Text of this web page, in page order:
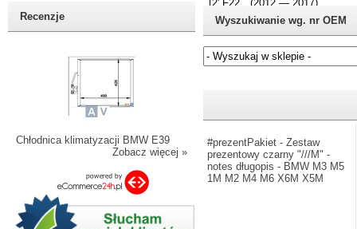
Recenzje
Chłodnica klimatyzacji BMW E39
Zobacz więcej »
Wyszukiwanie wg. nr OEM
#prezentPakiet - Zestaw
prezentowy czarny "///M" -
notes długopis - BMW M3 M5
1M M2 M4 M6 X6M X5M